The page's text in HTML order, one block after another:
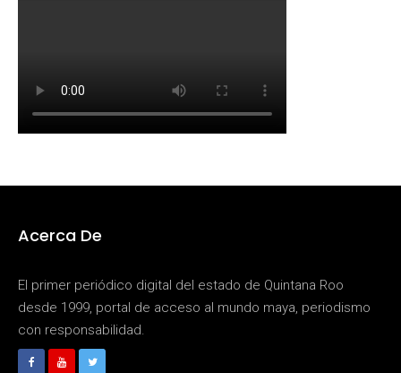
Acerca De
El primer periódico digital del estado de Quintana Roo
desde 1999, portal de acceso al mundo maya, periodismo
con responsabilidad.